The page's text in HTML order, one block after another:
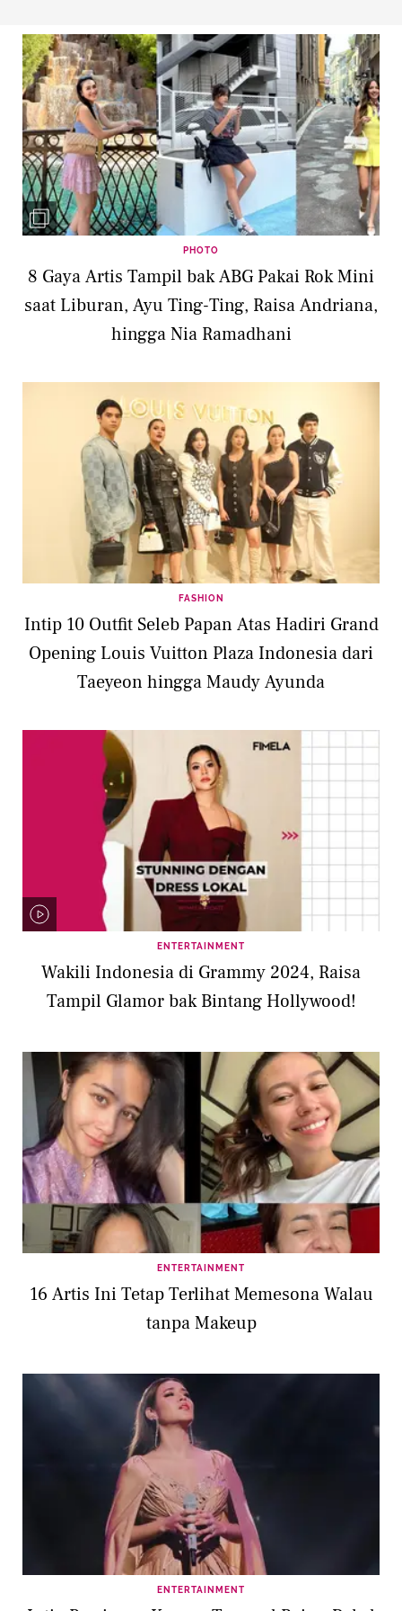
PHOTO
8 Gaya Artis Tampil bak ABG Pakai Rok Mini
saat Liburan, Ayu Ting-Ting, Raisa Andriana,
hingga Nia Ramadhani
FASHION
Intip 10 Outfit Seleb Papan Atas Hadiri Grand
Opening Louis Vuitton Plaza Indonesia dari
Taeyeon hingga Maudy Ayunda
ENTERTAINMENT
Wakili Indonesia di Grammy 2024, Raisa
Tampil Glamor bak Bintang Hollywood!
ENTERTAINMENT
16 Artis Ini Tetap Terlihat Memesona Walau
tanpa Makeup
ENTERTAINMENT